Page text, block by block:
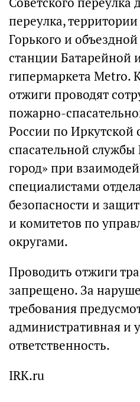
переулка,
Горького и
станции Батарейной
гипермаркета Metro.
отжиги проводят
пожарно-
России по Иркутской
спасательной
город» при
специалистами
безопасности и
и комитетов по
округами.
Проводить отжиги
запрещено. За
требования
административная и
ответственность.
IRK.ru